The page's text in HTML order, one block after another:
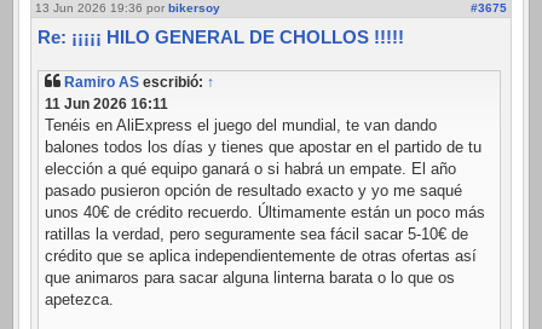
13 Jun 2026 19:36 por bikersoy #3675
Re: ¡¡¡¡¡ HILO GENERAL DE CHOLLOS !!!!!
Ramiro AS escribió: ↑
11 Jun 2026 16:11
Tenéis en AliExpress el juego del mundial, te van dando
balones todos los días y tienes que apostar en el partido de tu
elección a qué equipo ganará o si habrá un empate. El año
pasado pusieron opción de resultado exacto y yo me saqué
unos 40€ de crédito recuerdo. Últimamente están un poco más
ratillas la verdad, pero seguramente sea fácil sacar 5-10€ de
crédito que se aplica independientemente de otras ofertas así
que animaros para sacar alguna linterna barata o lo que os
apetezca.